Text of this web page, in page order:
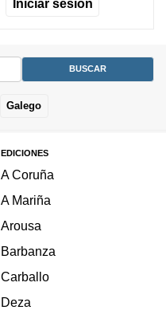
Iniciar sesión
Galego
EDICIONES
A Coruña
A Mariña
Arousa
Barbanza
Carballo
Deza